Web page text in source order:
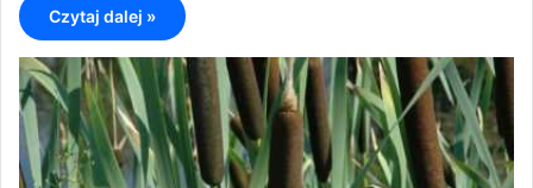
Czytaj dalej »